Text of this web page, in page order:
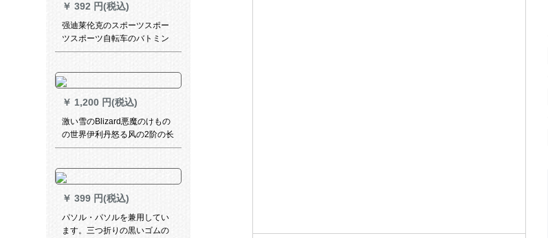
￥ 392 円(税込)
强迪莱伦克のスポーツスポー
ツスポーツ自転车のバトミン
トン自転车の男女屋外大人の
行大帽子のひさちゃんレーン
コトレー児童学生ファンシー
骑行ポン白XL
￥ 1,200 円(税込)
激い雪のBlizard悪魔のけもの
の世界伊利丹怒る风の2阶の长
い柄の伞伊利丹の伞の悪魔の
￥ 399 円(税込)
パソル・パソルを兼用してい
ます。三つ折りの黒いゴムの